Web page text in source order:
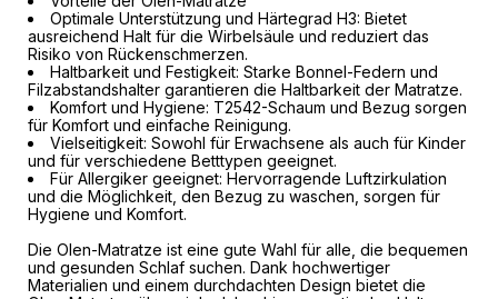
Optimale Unterstützung und Härtegrad H3: Bietet
ausreichend Halt für die Wirbelsäule und reduziert das
Risiko von Rückenschmerzen.
Haltbarkeit und Festigkeit: Starke Bonnel-Federn und
Filzabstandshalter garantieren die Haltbarkeit der Matratze.
Komfort und Hygiene: T2542-Schaum und Bezug sorgen
für Komfort und einfache Reinigung.
Vielseitigkeit: Sowohl für Erwachsene als auch für Kinder
und für verschiedene Betttypen geeignet.
Für Allergiker geeignet: Hervorragende Luftzirkulation
und die Möglichkeit, den Bezug zu waschen, sorgen für
Hygiene und Komfort.
Die Olen-Matratze ist eine gute Wahl für alle, die bequemen
und gesunden Schlaf suchen. Dank hochwertiger
Materialien und einem durchdachten Design bietet die